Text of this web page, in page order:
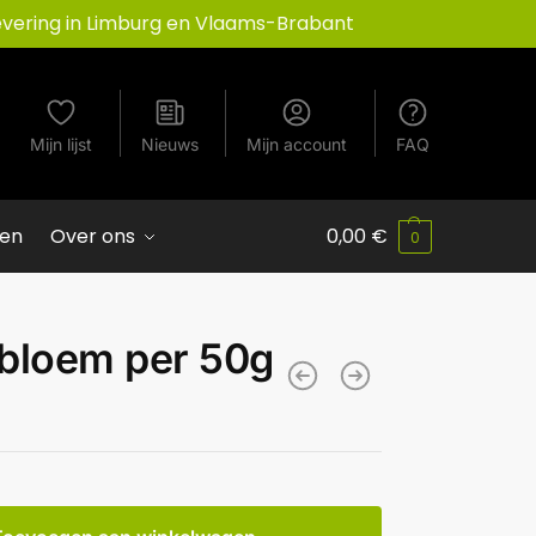
in Limburg en Vlaams-Brabant
Mijn lijst Nieuws Mijn account FAQ
Over ons 0,00 € 0
per 50g